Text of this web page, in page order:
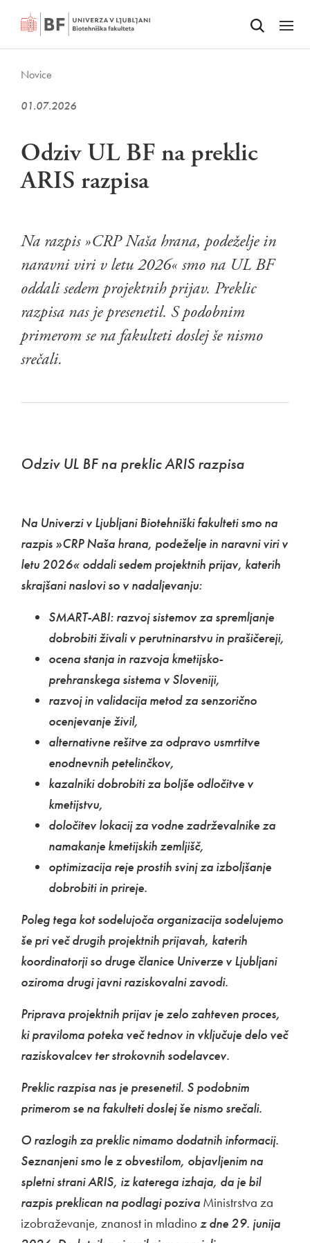
Odpri iskalnik
Odpri
Novice
01.07.2026
Odziv UL BF na preklic
ARIS razpisa
Na razpis »CRP Naša hrana, podeželje in
naravni viri v letu 2026« smo na UL BF
oddali sedem projektnih prijav. Preklic
razpisa nas je presenetil. S podobnim
primerom se na fakulteti doslej še nismo
srečali.
Odziv UL BF na preklic ARIS razpisa
Na Univerzi v Ljubljani Biotehniški fakulteti smo na
razpis »CRP Naša hrana, podeželje in naravni viri v
letu 2026« oddali sedem projektnih prijav, katerih
skrajšani naslovi so v nadaljevanju:
SMART-ABI: razvoj sistemov za spremljanje
dobrobiti živali v perutninarstvu in prašičereji,
ocena stanja in razvoja kmetijsko-
prehranskega sistema v Sloveniji,
razvoj in validacija metod za senzorično
ocenjevanje živil,
alternativne rešitve za odpravo usmrtitve
enodnevnih petelinčkov,
kazalniki dobrobiti za boljše odločitve v
kmetijstvu,
določitev lokacij za vodne zadrževalnike za
namakanje kmetijskih zemljišč,
optimizacija reje prostih svinj za izboljšanje
dobrobiti in prireje.
Poleg tega kot sodelujoča organizacija sodelujemo
še pri več drugih projektnih prijavah, katerih
koordinatorji so druge članice Univerze v Ljubljani
oziroma drugi javni raziskovalni zavodi.
Priprava projektnih prijav je zelo zahteven proces,
ki praviloma poteka več tednov in vključuje delo več
raziskovalcev ter strokovnih sodelavcev.
Preklic razpisa nas je presenetil. S podobnim
primerom se na fakulteti doslej še nismo srečali.
O razlogih za preklic nimamo dodatnih informacij.
Seznanjeni smo le z obvestilom, objavljenim na
spletni strani ARIS, iz katerega izhaja, da je bil
razpis preklican na podlagi poziva Ministrstva za
izobraževanje, znanost in mladino z dne 29. junija